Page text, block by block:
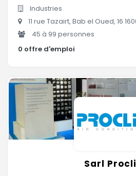
Industries
11 rue Tazairt, Bab el Oued, 16
45 à 99 personnes
0 offre d'emploi
Sarl